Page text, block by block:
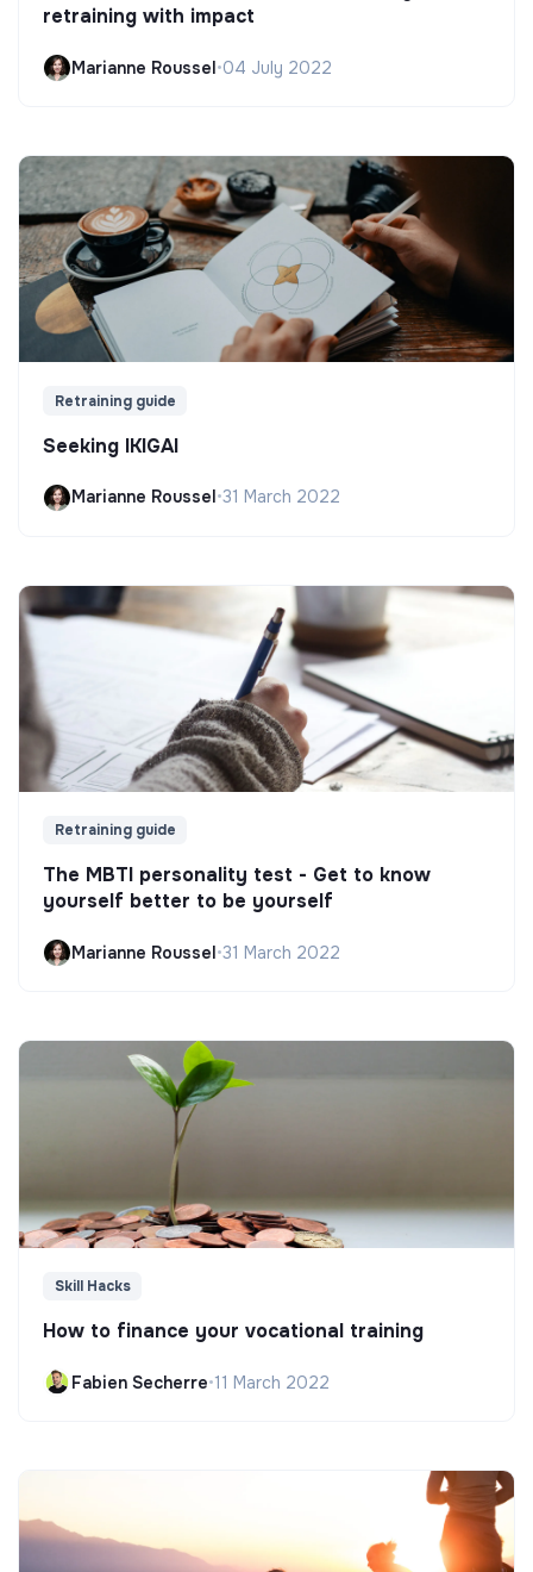
retraining with impact
Marianne Roussel•04 July 2022
Retraining guide
Seeking IKIGAI
Marianne Roussel•31 March 2022
Retraining guide
The MBTI personality test - Get to know
yourself better to be yourself
Marianne Roussel•31 March 2022
Skill Hacks
How to finance your vocational training
Fabien Secherre•11 March 2022